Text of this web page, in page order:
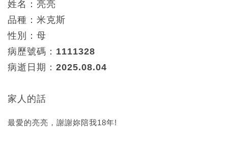
姓名：亮亮
品種：米克斯
性別：母
病歷號碼：1111328
病逝日期：2025.08.04
家人的話
最愛的亮亮，謝謝妳陪我18年!